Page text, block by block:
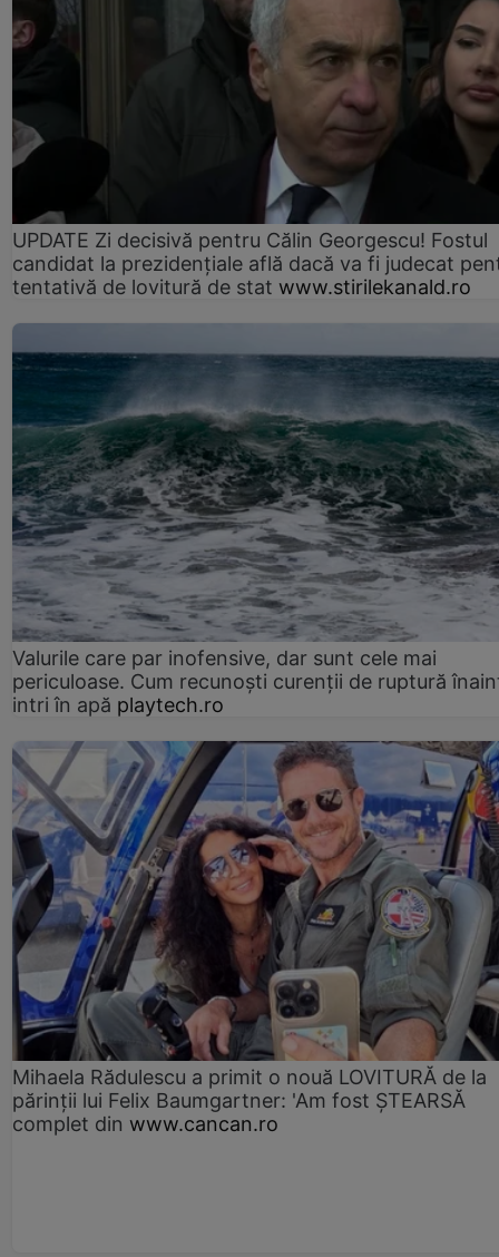
UPDATE Zi decisivă pentru Călin Georgescu! Fostul
candidat la prezidențiale află dacă va fi judecat
tentativă de lovitură de stat www.stirilekanald.ro
Valurile care par inofensive, dar sunt cele mai
periculoase. Cum recunoști curenții de ruptură
intri în apă playtech.ro
Mihaela Rădulescu a primit o nouă LOVITURĂ de la
părinții lui Felix Baumgartner: 'Am fost ȘTEARSĂ
complet din www.cancan.ro